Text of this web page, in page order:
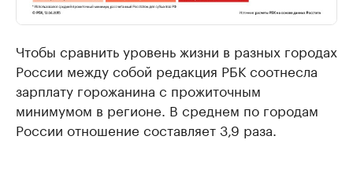
Чтобы сравнить уровень жизни в разных городах
России между собой редакция РБК соотнесла
зарплату горожанина с прожиточным
минимумом в регионе. В среднем по городам
России отношение составляет 3,9 раза.